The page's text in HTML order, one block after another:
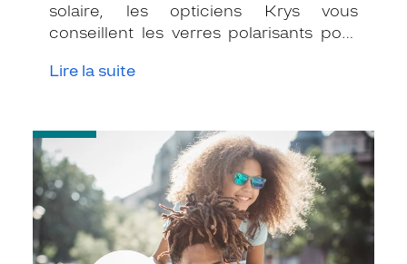
solaire, les opticiens Krys vous
conseillent les verres polarisants pour
ce soit le vélo, la voile, le ski ou encore le
Lire la suite
-
Choisir
des
lunettes
de
soleil
aux
normes